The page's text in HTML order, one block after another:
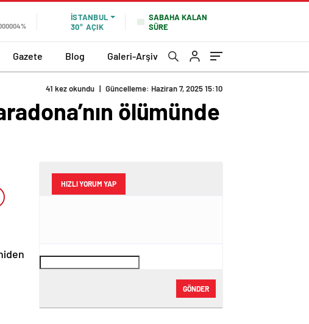
İSTANBUL
30° AÇIK
SABAHA KALAN
SÜRE
Gazete Blog Galeri-Arşiv
41 kez okundu | Güncelleme: Haziran 7, 2025 15:10
ölümünde
HIZLI YORUM YAP
GÖNDER